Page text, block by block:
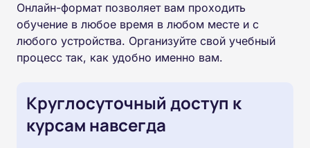
Онлайн-формат позволяет вам проходить
обучение в любое время в любом месте и с
любого устройства. Организуйте свой учебный
процесс так, как удобно именно вам.
Круглосуточный доступ к
курсам навсегда